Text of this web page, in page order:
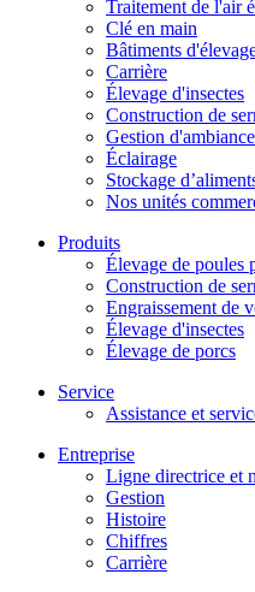
Traitement de l'air
Clé en main
Bâtiments
Carrière
Élevage d'insectes
Construction de
Gestion d'ambiance
Éclairage
Stockage
Nos unités
Produits
Élevage de poules
Construction de
Engraissement de
Élevage d'insectes
Élevage de porcs
Service
Assistance et
Entreprise
Ligne directrice et
Gestion
Histoire
Chiffres
Carrière